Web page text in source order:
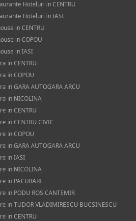
Hoteluri in CENTRU
Hoteluri in IASI
in CENTRU
in COPOU
in IASI
in CENTRU
in COPOU
in GARA AUTOGARA ARCU
in NICOLINA
in CENTRU
in CENTRU CIVIC
in COPOU
in GARA AUTOGARA ARCU
in IASI
in NICOLINA
in PACURARI
in PODU ROS CANTEMIR
TUDOR VLADIMIRESCU BUCSINESCU
in CENTRU